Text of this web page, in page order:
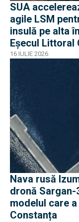
SUA
agile LSM
insulă pe alta
Eșecul Littoral
pe americani
16 IULIE 2026
Nava rusă
dronă Sargan-
modelul care
Constanța